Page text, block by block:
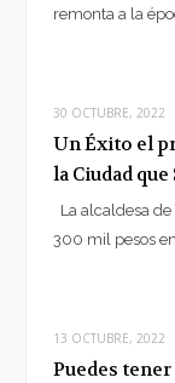
remonta a la
30 OCTUBRE, 2022
Un Éxito el
la Ciudad
La alcaldesa
300 mil pesos
13 OCTUBRE, 2022
Puedes